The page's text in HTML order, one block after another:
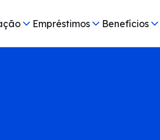
Empréstimos Benefícios